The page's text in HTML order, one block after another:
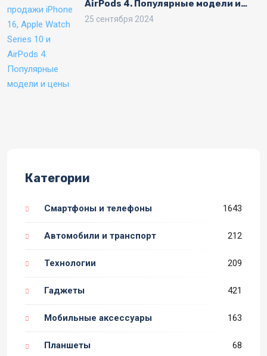
AirPods 4. Популярные модели и
цены
25 сентября 2024
Категории
Смартфоны и телефоны 1643
Автомобили и транспорт 212
Технологии 209
Гаджеты 421
Мобильные аксессуары 163
Планшеты 68